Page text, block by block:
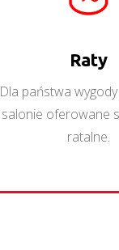
Raty
Dla państwa
salonie oferowane
ratalne.